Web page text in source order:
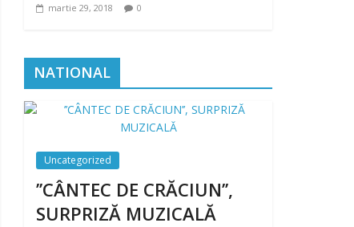
martie 29, 2018 0
NATIONAL
Uncategorized
’’CÂNTEC DE CRĂCIUN’’,
SURPRIZĂ MUZICALĂ